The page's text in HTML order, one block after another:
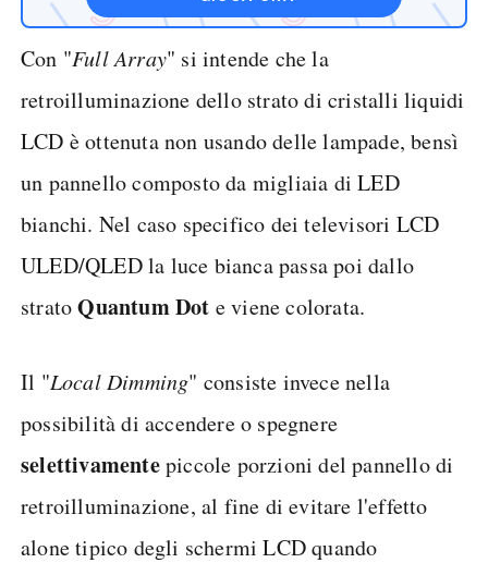
Con "Full Array" si intende che la
retroilluminazione dello strato di cristalli liquidi
LCD è ottenuta non usando delle lampade, bensì
un pannello composto da migliaia di LED
bianchi. Nel caso specifico dei televisori LCD
ULED/QLED la luce bianca passa poi dallo
stratoQuantum Dot e viene colorata.
Il "Local Dimming" consiste invece nella
possibilità di accendere o spegnere
selettivamentepiccole porzioni del pannello di
retroilluminazione, al fine di evitare l'effetto
alone tipico degli schermi LCD quando